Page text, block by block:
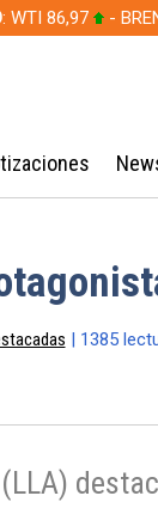
: WTI 86,97 -
| 1385